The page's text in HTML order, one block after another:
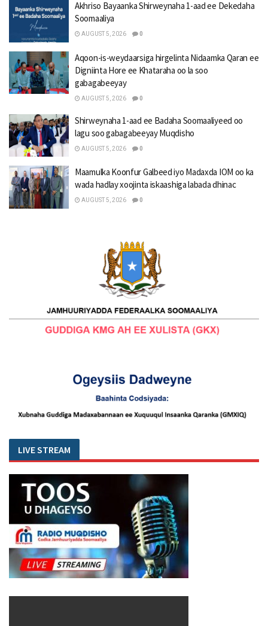
Akhriso Bayaanka Shirweynaha 1-aad ee Dekedaha
Soomaaliya
AUGUST 5, 2026 0
Aqoon-is-weydaarsiga hirgelinta Nidaamka Qaran ee
Digniinta Hore ee Khataraha oo la soo
gabagabeeyay
AUGUST 5, 2026 0
Shirweynaha 1-aad ee Badaha Soomaaliyeed oo
lagu soo gabagabeeyay Muqdisho
AUGUST 5, 2026 0
Maamulka Koonfur Galbeed iyo Madaxda IOM oo ka
wada hadlay xoojinta iskaashiga labada dhinac
AUGUST 5, 2026 0
LIVE STREAM